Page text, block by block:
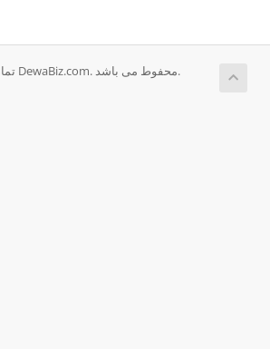
تمامی حقوق برای © 2026 DewaBiz.com. محفوط می باشد.